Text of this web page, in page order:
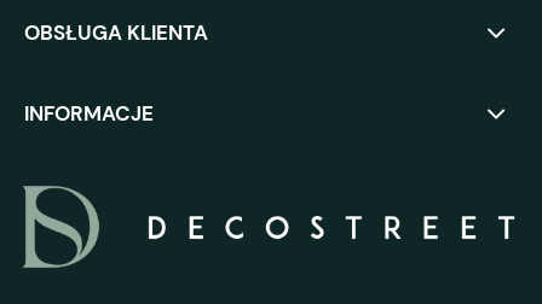
OBSŁUGA KLIENTA
INFORMACJE